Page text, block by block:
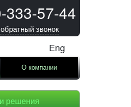
333-57-44
звонок
Eng
О компании
решения